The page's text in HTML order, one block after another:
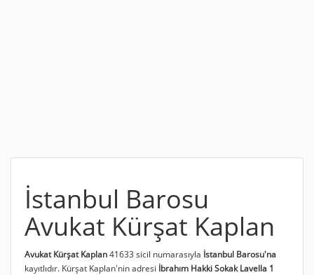
İstanbul Barosu
Avukat Kürşat Kaplan
Avukat Kürşat Kaplan41633 sicil numarasıyla İstanbul Barosu'na
kayıtlıdır. Kürşat Kaplan'nin adresi İbrahım Hakki Sokak Lavella 1